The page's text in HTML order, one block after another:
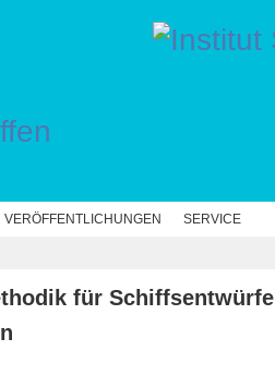
VERÖFFENTLICHUNGEN SERVICE
für Schiffsentwürfe